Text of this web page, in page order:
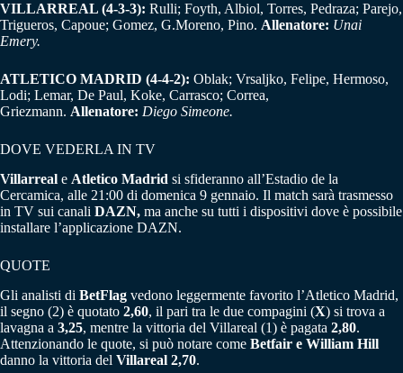
VILLARREAL (4-3-3): Rulli; Foyth, Albiol, Torres, Pedraza; Parejo,
Trigueros, Capoue; Gomez, G.Moreno, Pino. Allenatore: Unai
Emery.
ATLETICO MADRID (4-4-2): Oblak; Vrsaljko, Felipe, Hermoso,
Lodi; Lemar, De Paul, Koke, Carrasco; Correa,
Griezmann. Allenatore: Diego Simeone.
DOVE VEDERLA IN TV
Villarreal e Atletico Madrid si sfideranno all’Estadio de la
Cercamica, alle 21:00 di domenica 9 gennaio. Il match sarà trasmesso
in TV sui canali DAZN, ma anche su tutti i dispositivi dove è possibile
installare l’applicazione DAZN.
QUOTE
Gli analisti di BetFlag vedono leggermente favorito l’Atletico Madrid,
il segno (2) è quotato 2,60, il pari tra le due compagini (X) si trova a
lavagna a 3,25, mentre la vittoria del Villareal (1) è pagata 2,80.
Attenzionando le quote, si può notare come Betfair e William Hill
danno la vittoria del Villareal 2,70.